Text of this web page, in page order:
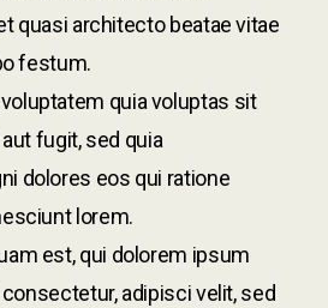
quasi architecto beatae vitae
festum.
quia voluptas sit
fugit, sed quia
dolores eos qui ratione
lorem.
est, qui dolorem ipsum
adipisci velit, sed